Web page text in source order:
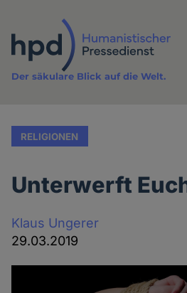
Inhalt
Der säkulare Blick auf die Welt.
RELIGIONEN
Unterwerft
Klaus Ungerer
29.03.2019